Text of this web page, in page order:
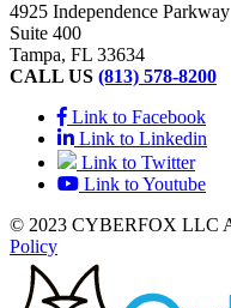
4925 Independence Parkway
Suite 400
Tampa, FL 33634
CALL US (813) 578-8200
Link to Facebook
Link to Linkedin
Link to Twitter
Link to Youtube
© 2023 CYBERFOX LLC
Policy